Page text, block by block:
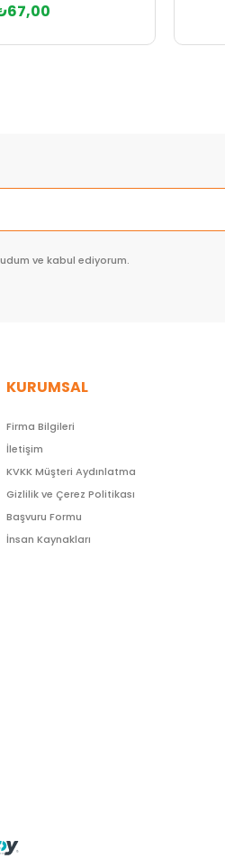
ve kabul ediyorum.
KURUMSAL
Firma Bilgileri
İletişim
KVKK Müşteri Aydınlatma
Gizlilik ve Çerez Politikası
Başvuru Formu
İnsan Kaynakları